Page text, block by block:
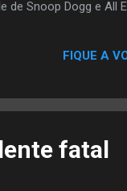
Snoop Dogg e All
a todos irmaos
FIQUE A
fatal